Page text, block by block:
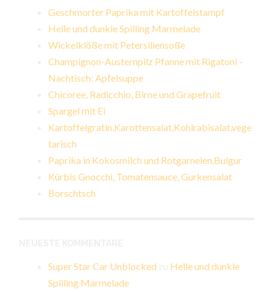
Geschmorter Paprika mit Kartoffelstampf
Helle und dunkle Spilling Marmelade
Wickelklöße mit Petersiliensoße
Champignon-Austernpilz Pfanne mit Rigatoni -
Nachtisch: Apfelsuppe
Chicoree, Radicchio, Birne und Grapefruit
Spargel mit Ei
Kartoffelgratin,Karottensalat,Kohlrabisalat,vege
tarisch
Paprika in Kokosmilch und Rotgarnelen,Bulgur
Kürbis Gnocchi, Tomatensauce, Gurkensalat
Borschtsch
Super Star Car Unblocked
Helle und dunkle
Spilling Marmelade